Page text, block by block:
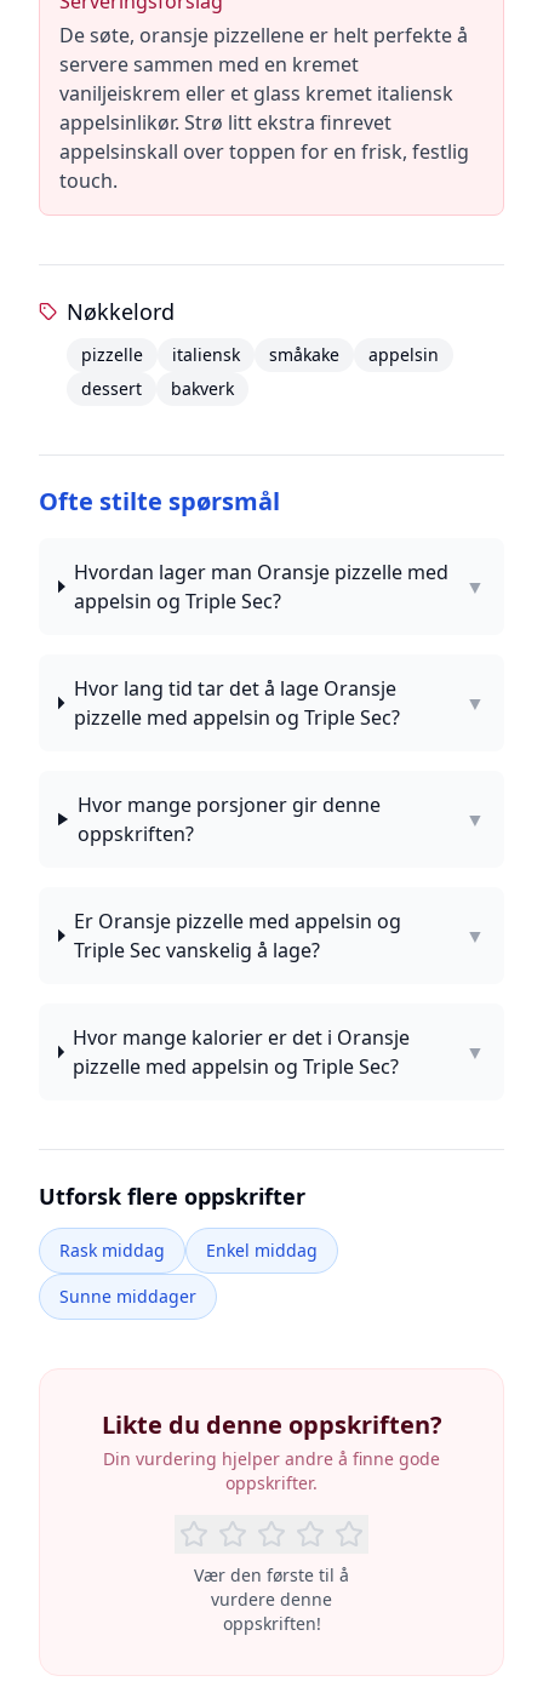
De søte, oransje pizzellene er helt perfekte å
servere sammen med en kremet
vaniljeiskrem eller et glass kremet italiensk
appelsinlikør. Strø litt ekstra finrevet
appelsinskall over toppen for en frisk, festlig
touch.
Nøkkelord
pizzelle italiensk småkake
appelsin
dessert
bakverk
Ofte stilte spørsmål
Hvordan lager man Oransje pizzelle med
appelsin og Triple Sec?
▼
Hvor lang tid tar det å lage Oransje
pizzelle med appelsin og Triple Sec?
▼
Hvor mange porsjoner gir denne
oppskriften?
▼
Er Oransje pizzelle med appelsin og
Triple Sec vanskelig å lage?
▼
Hvor mange kalorier er det i Oransje
pizzelle med appelsin og Triple Sec?
▼
Utforsk flere oppskrifter
Rask middag
Enkel middag
Sunne middager
Likte du denne oppskriften?
Din vurdering hjelper andre å finne gode
oppskrifter.
Vær den første til å
vurdere denne
oppskriften!